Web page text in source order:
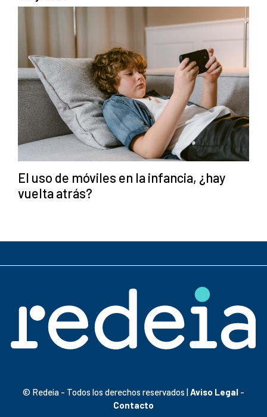
El uso de móviles en la infancia, ¿hay
vuelta atrás?
© Redeia - Todos los derechos reservados |Aviso Legal -
Contacto